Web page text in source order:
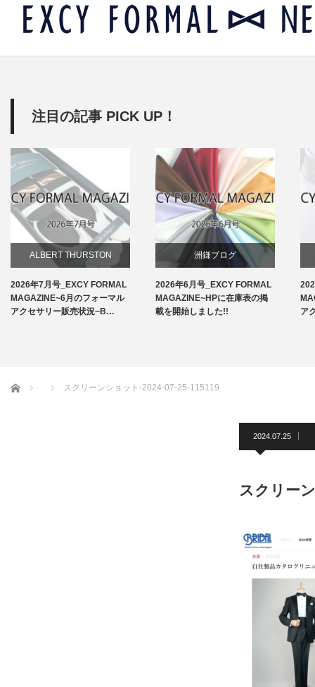
注目の記事 PICK UP！
ALBERT THURSTON
お知らせ
2026年7月号_EXCY FORMAL
MAGAZINE~6月のフォーマル
アクセサリー販売状況~B…
洲鎌ブログ
2026年6月号_EXCY FORMAL
MAGAZINE~HPに在庫表の掲
載を開始しました!!
ア
ホーム スクリーンショット-2024-07-25-115119
2024.07.25
スクリー